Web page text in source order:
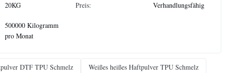
20KG Preis: Verhandlungsfähig
500000 Kilogramm
pro Monat
DTF TPU Schmelz
Weißes heißes Haftpulver TPU Schmelz